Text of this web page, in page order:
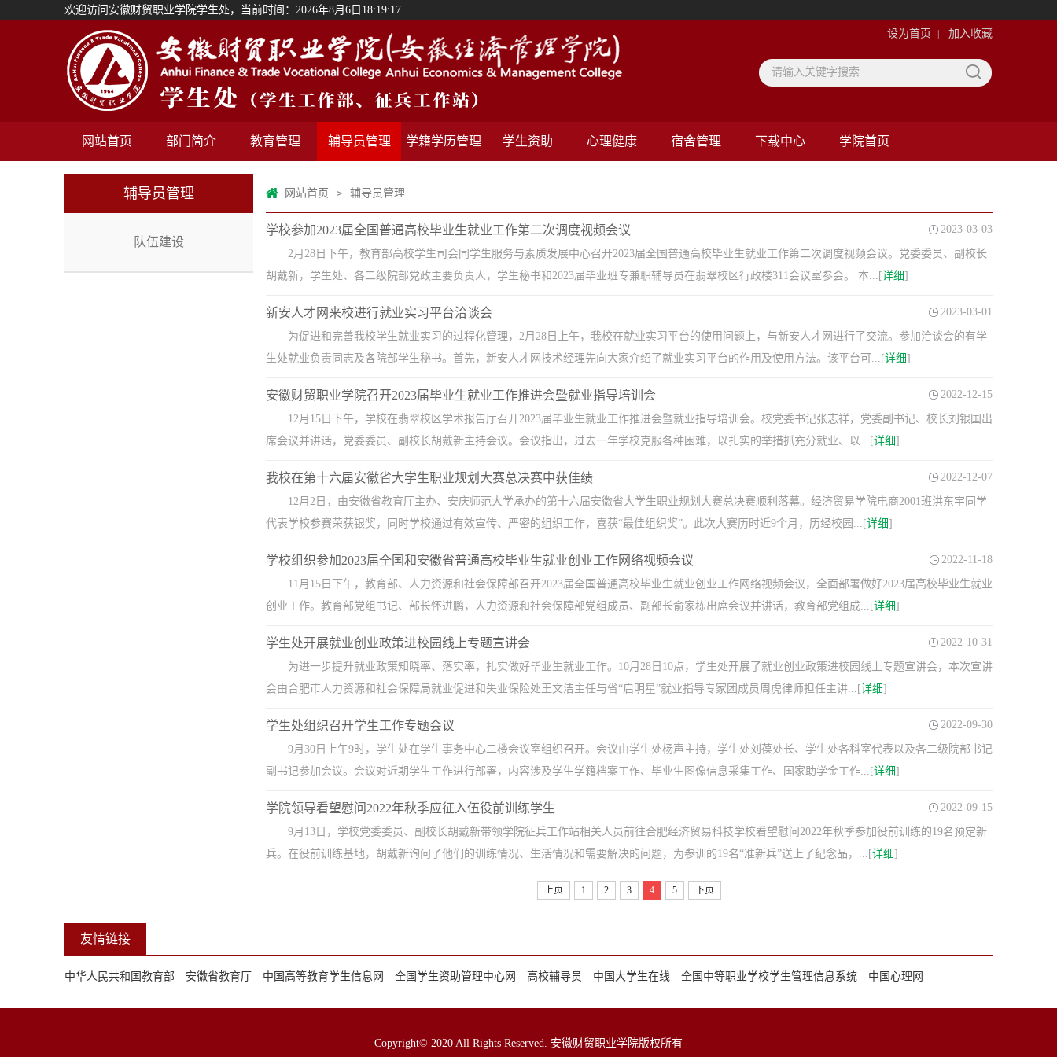
欢迎访问安徽财贸职业学院学生处，当前时间： 2026年8月6日18:19:17
设为首页
加入收藏
网站首页 部门简介 教育管理 辅导员管理 学籍学历管理 学生资助 心理健康 宿舍管理 下载中心 学院首页
辅导员管理
队伍建设
网站首页 > 辅导员管理
学校参加2023届全国普通高校毕业生就业工作第二次调度视频会议 2023-03-03
2月28日下午，教育部高校学生司会同学生服务与素质发展中心召开2023届全国普通高校毕业生就业工作第二次调度视频会议。党委委员、副校长
胡戴新，学生处、各二级院部党政主要负责人，学生秘书和2023届毕业班专兼职辅导员在翡翠校区行政楼311会议室参会。 本...[详细]
新安人才网来校进行就业实习平台洽谈会 2023-03-01
为促进和完善我校学生就业实习的过程化管理，2月28日上午，我校在就业实习平台的使用问题上，与新安人才网进行了交流。参加洽谈会的有学
生处就业负责同志及各院部学生秘书。首先，新安人才网技术经理先向大家介绍了就业实习平台的作用及使用方法。该平台可...[详细]
安徽财贸职业学院召开2023届毕业生就业工作推进会暨就业指导培训会 2022-12-15
12月15日下午，学校在翡翠校区学术报告厅召开2023届毕业生就业工作推进会暨就业指导培训会。校党委书记张志祥，党委副书记、校长刘银国出
席会议并讲话，党委委员、副校长胡戴新主持会议。会议指出，过去一年学校克服各种困难，以扎实的举措抓充分就业、以...[详细]
我校在第十六届安徽省大学生职业规划大赛总决赛中获佳绩 2022-12-07
12月2日，由安徽省教育厅主办、安庆师范大学承办的第十六届安徽省大学生职业规划大赛总决赛顺利落幕。经济贸易学院电商2001班洪东宇同学
代表学校参赛荣获银奖，同时学校通过有效宣传、严密的组织工作，喜获“最佳组织奖”。此次大赛历时近9个月，历经校园...[详细]
学校组织参加2023届全国和安徽省普通高校毕业生就业创业工作网络视频会议 2022-11-18
11月15日下午，教育部、人力资源和社会保障部召开2023届全国普通高校毕业生就业创业工作网络视频会议，全面部署做好2023届高校毕业生就业
创业工作。教育部党组书记、部长怀进鹏，人力资源和社会保障部党组成员、副部长俞家栋出席会议并讲话，教育部党组成...[详细]
学生处开展就业创业政策进校园线上专题宣讲会 2022-10-31
为进一步提升就业政策知晓率、落实率，扎实做好毕业生就业工作。10月28日10点，学生处开展了就业创业政策进校园线上专题宣讲会，本次宣讲
会由合肥市人力资源和社会保障局就业促进和失业保险处王文洁主任与省“启明星”就业指导专家团成员周虎律师担任主讲...[详细]
学生处组织召开学生工作专题会议 2022-09-30
9月30日上午9时，学生处在学生事务中心二楼会议室组织召开。会议由学生处杨声主持，学生处刘葆处长、学生处各科室代表以及各二级院部书记
副书记参加会议。会议对近期学生工作进行部署，内容涉及学生学籍档案工作、毕业生图像信息采集工作、国家助学金工作...[详细]
学院领导看望慰问2022年秋季应征入伍役前训练学生 2022-09-15
9月13日，学校党委委员、副校长胡戴新带领学院征兵工作站相关人员前往合肥经济贸易科技学校看望慰问2022年秋季参加役前训练的19名预定新
兵。在役前训练基地，胡戴新询问了他们的训练情况、生活情况和需要解决的问题，为参训的19名“准新兵”送上了纪念品，...[详细]
上页 1 2 3 4 5 下页
友情链接
中华人民共和国教育部 安徽省教育厅 中国高等教育学生信息网 全国学生资助管理中心网 高校辅导员 中国大学生在线 全国中等职业学校学生管理信息系统 中国心理网
Copyright© 2020 All Rights Reserved. 安徽财贸职业学院版权所有